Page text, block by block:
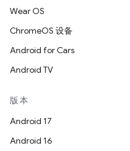
Wear OS
ChromeOS 设备
Android for Cars
Android TV
版本
Android 17
Android 16